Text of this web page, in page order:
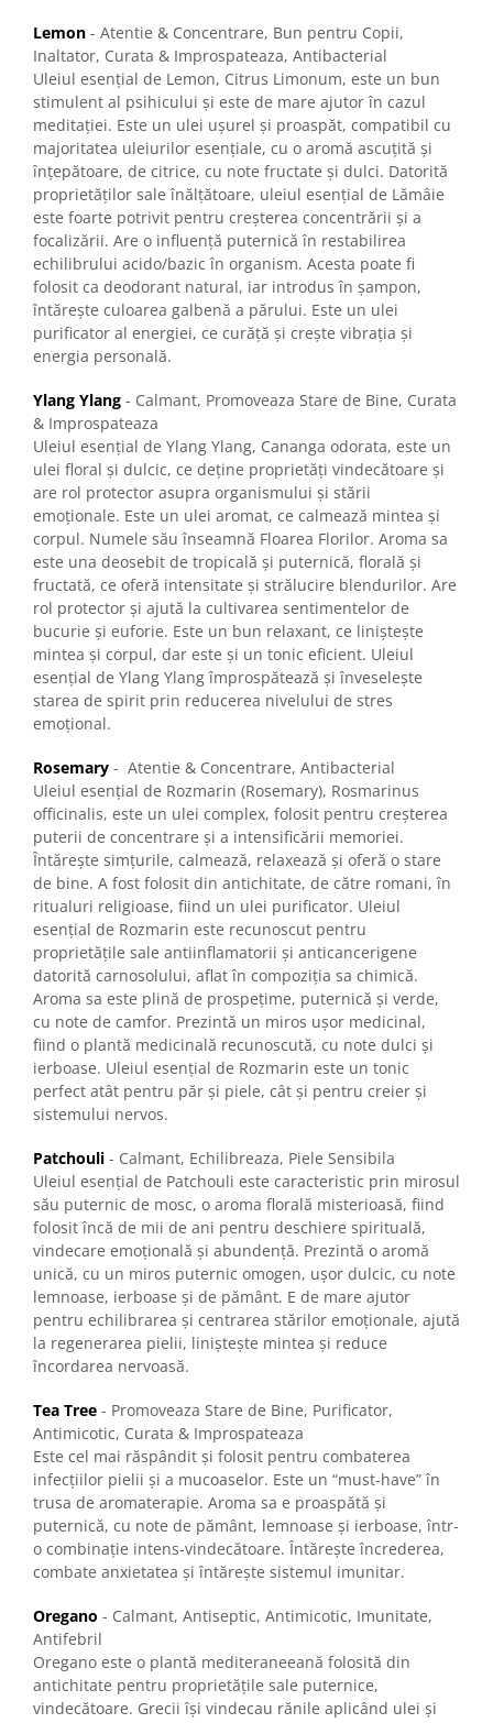
Lemon - Atentie & Concentrare, Bun pentru Copii,
Inaltator, Curata & Improspateaza, Antibacterial
Uleiul esențial de Lemon, Citrus Limonum, este un bun
stimulent al psihicului și este de mare ajutor în cazul
meditației. Este un ulei ușurel și proaspăt, compatibil cu
majoritatea uleiurilor esențiale, cu o aromă ascuțită și
înțepătoare, de citrice, cu note fructate și dulci. Datorită
proprietăților sale înălțătoare, uleiul esențial de Lămâie
este foarte potrivit pentru creșterea concentrării și a
focalizării. Are o influență puternică în restabilirea
echilibrului acido/bazic în organism. Acesta poate fi
folosit ca deodorant natural, iar introdus în șampon,
întărește culoarea galbenă a părului. Este un ulei
purificator al energiei, ce curăță și crește vibrația și
energia personală.
Ylang Ylang - Calmant, Promoveaza Stare de Bine, Curata
& Improspateaza
Uleiul esențial de Ylang Ylang, Cananga odorata, este un
ulei floral și dulcic, ce deține proprietăți vindecătoare și
are rol protector asupra organismului și stării
emoționale. Este un ulei aromat, ce calmează mintea și
corpul. Numele său înseamnă Floarea Florilor. Aroma sa
este una deosebit de tropicală și puternică, florală și
fructată, ce oferă intensitate și strălucire blendurilor. Are
rol protector și ajută la cultivarea sentimentelor de
bucurie și euforie. Este un bun relaxant, ce liniștește
mintea și corpul, dar este și un tonic eficient. Uleiul
esențial de Ylang Ylang împrospătează și înveselește
starea de spirit prin reducerea nivelului de stres
emoțional.
Rosemary - Atentie & Concentrare, Antibacterial
Uleiul esențial de Rozmarin (Rosemary), Rosmarinus
officinalis, este un ulei complex, folosit pentru creșterea
puterii de concentrare și a intensificării memoriei.
Întărește simțurile, calmează, relaxează și oferă o stare
de bine. A fost folosit din antichitate, de către romani, în
ritualuri religioase, fiind un ulei purificator. Uleiul
esențial de Rozmarin este recunoscut pentru
proprietățile sale antiinflamatorii și anticancerigene
datorită carnosolului, aflat în compoziția sa chimică.
Aroma sa este plină de prospețime, puternică și verde,
cu note de camfor. Prezintă un miros ușor medicinal,
fiind o plantă medicinală recunoscută, cu note dulci și
ierboase. Uleiul esențial de Rozmarin este un tonic
perfect atât pentru păr și piele, cât și pentru creier și
sistemului nervos.
Patchouli - Calmant, Echilibreaza, Piele Sensibila
Uleiul esențial de Patchouli este caracteristic prin mirosul
său puternic de mosc, o aroma florală misterioasă, fiind
folosit încă de mii de ani pentru deschiere spirituală,
vindecare emoțională și abundență. Prezintă o aromă
unică, cu un miros puternic omogen, ușor dulcic, cu note
lemnoase, ierboase și de pământ. E de mare ajutor
pentru echilibrarea și centrarea stărilor emoționale, ajută
la regenerarea pielii, liniștește mintea și reduce
încordarea nervoasă.
Tea Tree - Promoveaza Stare de Bine, Purificator,
Antimicotic, Curata & Improspateaza
Este cel mai răspândit și folosit pentru combaterea
infecțiilor pielii și a mucoaselor. Este un “must-have” în
trusa de aromaterapie. Aroma sa e proaspătă și
puternică, cu note de pământ, lemnoase și ierboase, într-
o combinație intens-vindecătoare. Întărește încrederea,
combate anxietatea și întărește sistemul imunitar.
Oregano - Calmant, Antiseptic, Antimicotic, Imunitate,
Antifebril
Oregano este o plantă mediteraneeană folosită din
antichitate pentru proprietățile sale puternice,
vindecătoare. Grecii își vindecau rănile aplicând ulei și